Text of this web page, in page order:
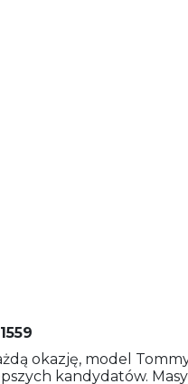
okazję, model
kandydatów.